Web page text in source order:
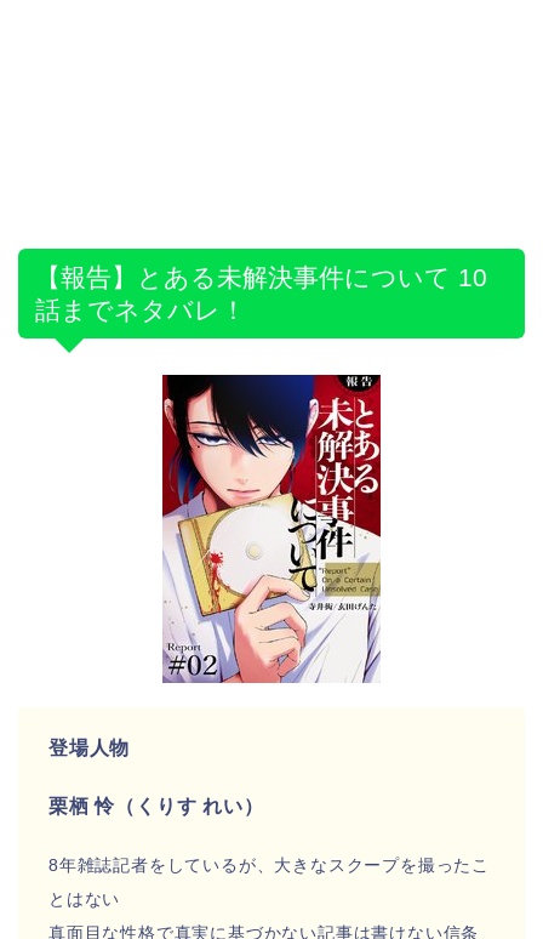
【報告】とある未解決事件について 10
話までネタバレ！
登場人物
栗栖 怜（くりす れい）
8年雑誌記者をしているが、大きなスクープを撮ったこ
とはない
真面目な性格で真実に基づかない記事は書けない信条